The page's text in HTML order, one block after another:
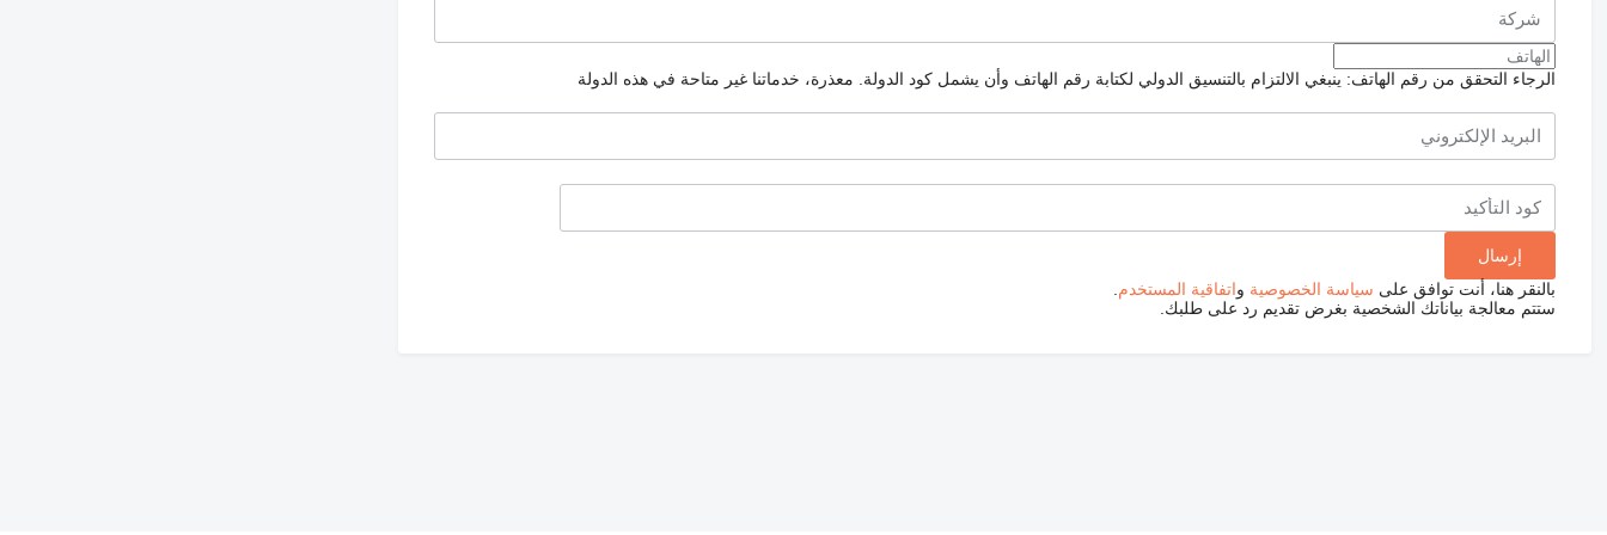
الرجاء التحقق من رقم الهاتف: ينبغي الالتزام بالتنسيق الدولي لكتابة رقم الهاتف وأن يشمل كود الدولة. معذرة، خدماتنا غير متاحة في هذه الدولة
بالنقر هنا، أنت توافق على سياسة الخصوصية واتفاقية المستخدم
ستتم معالجة بياناتك الشخصية بغرض تقديم رد على طلبك.